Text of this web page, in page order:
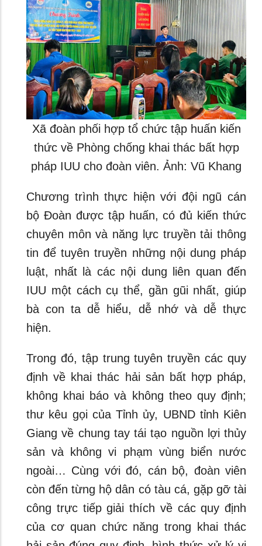
Xã đoàn phối hợp tổ chức tập huấn kiến
thức về Phòng chống khai thác bất hợp
pháp IUU cho đoàn viên. Ảnh: Vũ Khang
Chương trình thực hiện với đội ngũ cán
bộ Đoàn được tập huấn, có đủ kiến thức
chuyên môn và năng lực truyền tải thông
tin để tuyên truyền những nội dung pháp
luật, nhất là các nội dung liên quan đến
IUU một cách cụ thể, gần gũi nhất, giúp
bà con ta dễ hiểu, dễ nhớ và dễ thực
hiện.
Trong đó, tập trung tuyên truyền các quy
định về khai thác hải sản bất hợp pháp,
không khai báo và không theo quy định;
thư kêu gọi của Tỉnh ủy, UBND tỉnh Kiên
Giang về chung tay tái tạo nguồn lợi thủy
sản và không vi phạm vùng biển nước
ngoài… Cùng với đó, cán bộ, đoàn viên
còn đến từng hộ dân có tàu cá, gặp gỡ tài
công trực tiếp giải thích về các quy định
của cơ quan chức năng trong khai thác